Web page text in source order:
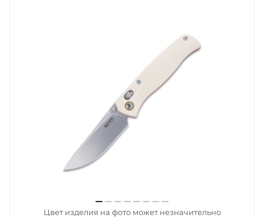
Цвет изделия на фото может незначительно